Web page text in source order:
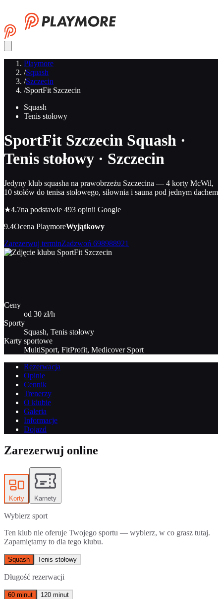
Playmore
/Squash
/Szczecin
/SportFit Szczecin
Squash
Tenis stołowy
SportFit Szczecin Squash ·
Tenis stołowy · Szczecin
Jedyny klub squasha na prawobrzeżu Szczecina — 4 korty McWil,
10 stołów do tenisa stołowego, siłownia i sauna pod jednym dachem
★4.7na podstawie 493 opinii Google
9.4Ocena PlaymoreWyjątkowy
Zarezerwuj terminZadzwoń 698988921
Ceny
od 30 zł/h
Sporty
Squash, Tenis stołowy
Karty sportowe
MultiSport, FitProfit, Medicover Sport
Rezerwacja
Opinie
Cennik
Trenerzy
O klubie
Galeria
Informacje
Dojazd
Zarezerwuj online
Korty Karnety
Wybierz sport
Ten klub nie oferuje Twojego sportu — wybierz, w co grasz tutaj.
Zapamiętamy to dla tego klubu.
Squash Tenis stołowy
Długość rezerwacji
60 minut 120 minut